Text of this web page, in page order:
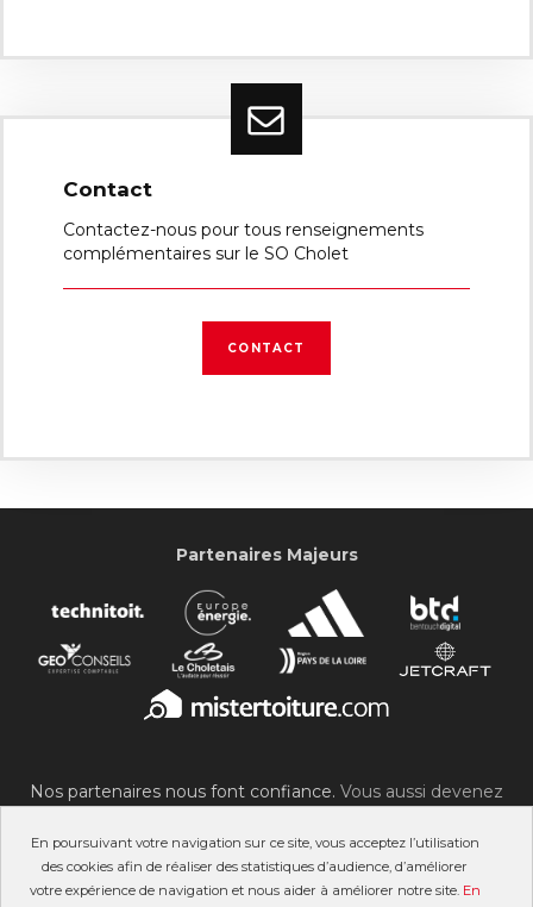
En poursuivant votre navigation sur ce site, vous acceptez l’utilisation
des cookies afin de réaliser des statistiques d’audience, d’améliorer
votre expérience de navigation et nous aider à améliorer notre site. En
Contact
Contactez-nous pour tous renseignements
complémentaires sur le SO Cholet
CONTACT
Partenaires Majeurs
Nos partenaires nous font confiance. Vous aussi devenez